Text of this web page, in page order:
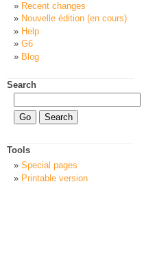
Recent changes
Nouvelle édition (en cours)
Help
G6
Blog
Search
Tools
Special pages
Printable version